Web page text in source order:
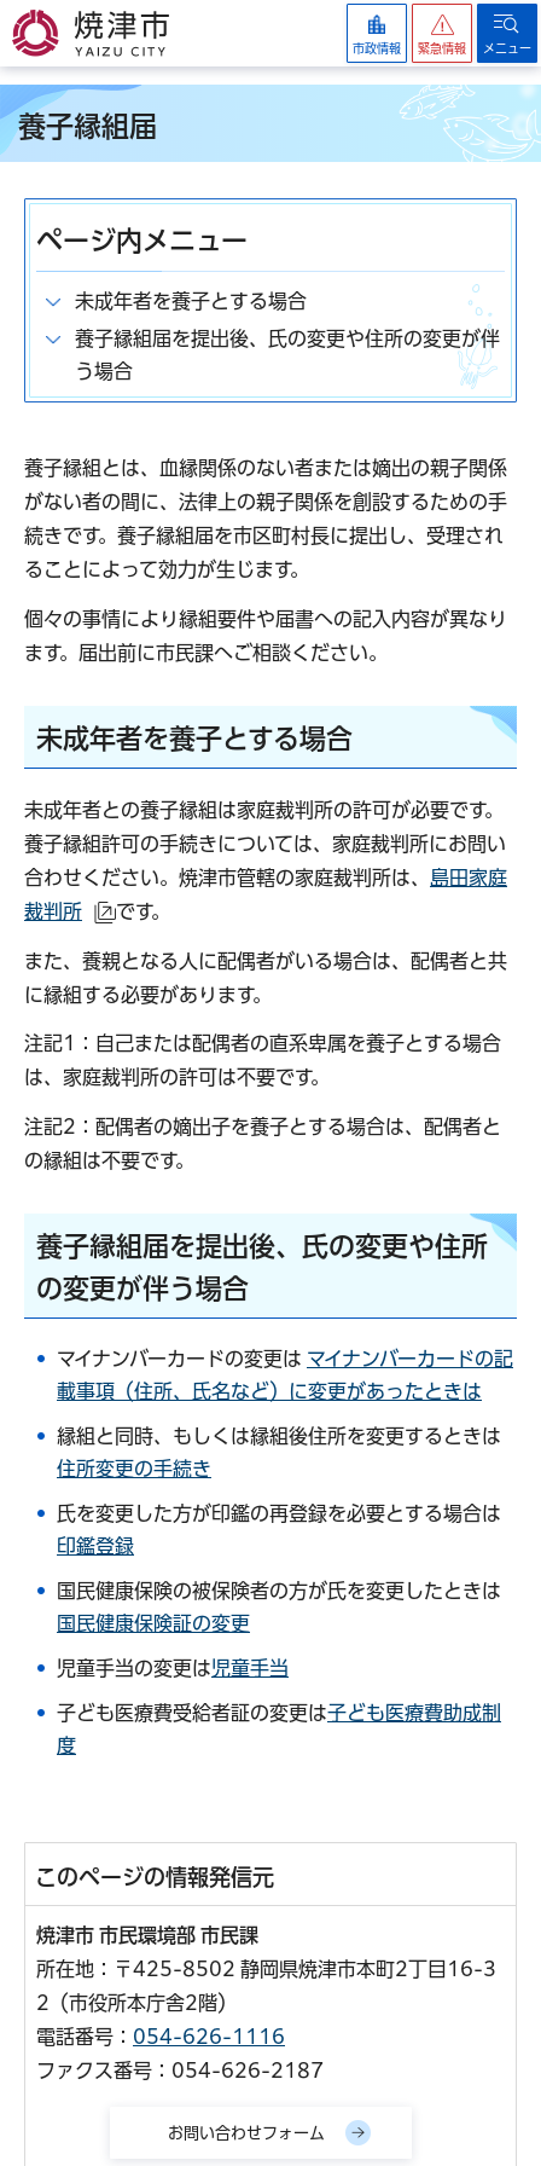
焼津市
市政情報 緊急情報 メニュー
養子縁組届
ページ内メニュー
未成年者を養子とする場合
養子縁組届を提出後、氏の変更や住所の変更が伴
う場合
養子縁組とは、血縁関係のない者または嫡出の親子関係
がない者の間に、法律上の親子関係を創設するための手
続きです。養子縁組届を市区町村長に提出し、受理され
ることによって効力が生じます。
個々の事情により縁組要件や届書への記入内容が異なり
ます。届出前に市民課へご相談ください。
未成年者を養子とする場合
未成年者との養子縁組は家庭裁判所の許可が必要です。
養子縁組許可の手続きについては、家庭裁判所にお問い
合わせください。焼津市管轄の家庭裁判所は、 島田家庭
裁判所
（外部サイトへリンク）
です。
また、養親となる人に配偶者がいる場合は、配偶者と共
に縁組する必要があります。
注記1：自己または配偶者の直系卑属を養子とする場合
は、家庭裁判所の許可は不要です。
注記2：配偶者の嫡出子を養子とする場合は、配偶者と
の縁組は不要です。
養子縁組届を提出後、氏の変更や住所
の変更が伴う場合
マイナンバーカードの変更は マイナンバーカードの記
載事項（住所、氏名など）に変更があったときは
縁組と同時、もしくは縁組後住所を変更するときは
住所変更の手続き
氏を変更した方が印鑑の再登録を必要とする場合は
印鑑登録
国民健康保険の被保険者の方が氏を変更したときは
国民健康保険証の変更
児童手当の変更は児童手当
子ども医療費受給者証の変更は子ども医療費助成制
度
このページの情報発信元
焼津市 市民環境部 市民課
所在地：〒425-8502 静岡県焼津市本町2丁目16-3
2（市役所本庁舎2階）
電話番号： 054-626-1116
ファクス番号：054-626-2187